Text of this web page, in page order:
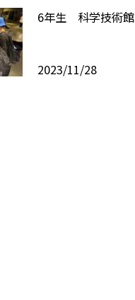
6年生 科学技術館
2023/11/28